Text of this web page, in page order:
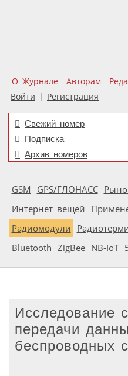
О Журнале Авторам
Войти | Регистрация
Свежий номер
Подписка
Архив номеров
GSM GPS/ГЛОНАСС
Интернет вещей
Радиомодули
Bluetooth ZigBee NB-IoT
Исследование
передачи
беспроводных